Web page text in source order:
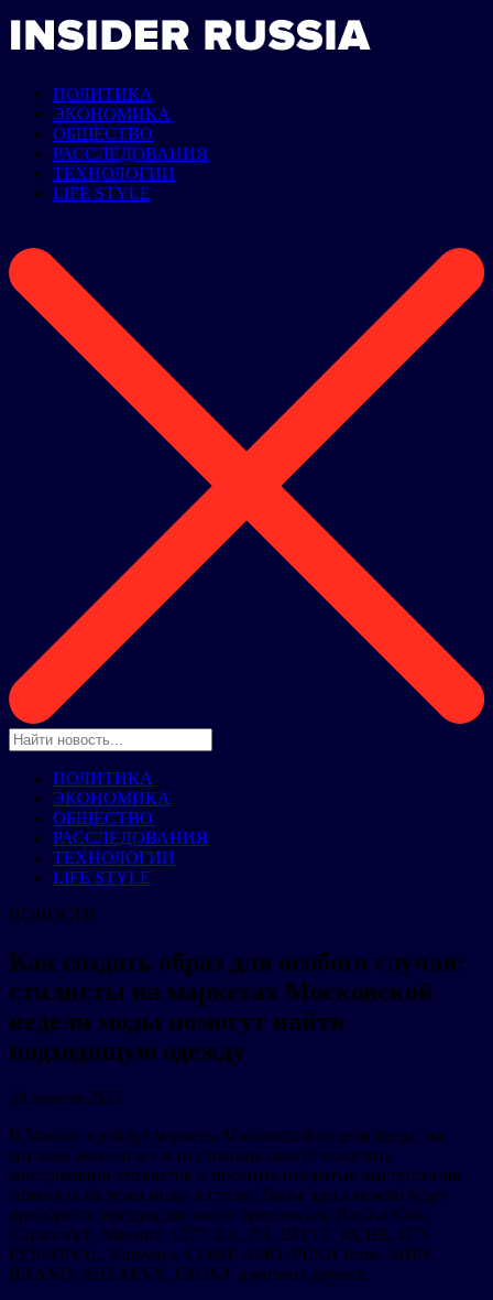
ПОЛИТИКА
ЭКОНОМИКА
ОБЩЕСТВО
РАССЛЕДОВАНИЯ
ТЕХНОЛОГИИ
LIFE STYLE
ПОЛИТИКА
ЭКОНОМИКА
ОБЩЕСТВО
РАССЛЕДОВАНИЯ
ТЕХНОЛОГИИ
LIFE STYLE
НОВОСТИ
Как создать образ для особого случая:
стилисты на маркетах Московской
недели моды помогут найти
подходящую одежду
28 апреля 2023
В Москве пройдут маркеты Московской недели моды, на
которых жители и гости столицы смогут получить
консультации стилистов и посетить открытые выступления
спикеров на темы моды и стиля. Также здесь можно будет
приобрести продукцию таких брендов как Radical Chic,
Gapanovich, Measure, 1377, ZA_ZA, BITTE_RUHE, IT’S
PERSONAL, Surovaya, COME AMO, PLNB Jeans, SHIN
BRAND, ABZAEVA, FRONT и многих других.